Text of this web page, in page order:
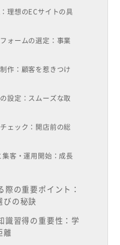
理想のECサイトの具
ォームの選定：事業
作：顧客を惹きつけ
設定：スムーズな取
ェック：開店前の総
集客・運用開始：成長
際の重要ポイント：
びの秘訣
識習得の重要性：学
離